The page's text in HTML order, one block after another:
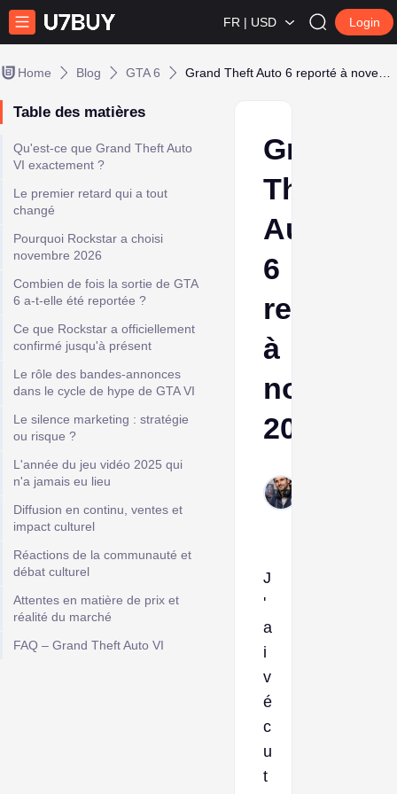
FR | USD Login
Home Blog GTA 6
Table des matières
Qu'est-ce que Grand Theft Auto
VI exactement ?
Le premier retard qui a tout
changé
Pourquoi Rockstar a choisi
novembre 2026
Combien de fois la sortie de GTA
6 a-t-elle été reportée ?
Ce que Rockstar a officiellement
confirmé jusqu'à présent
Le rôle des bandes-annonces
dans le cycle de hype de GTA VI
Le silence marketing : stratégie
ou risque ?
L'année du jeu vidéo 2025 qui
n'a jamais eu lieu
Diffusion en continu, ventes et
impact culturel
Réactions de la communauté et
débat culturel
Attentes en matière de prix et
réalité du marché
FAQ – Grand Theft Auto VI
Grand
Theft
Auto
6
reporté
à
2026
J
'
a
i
v
é
c
u
t